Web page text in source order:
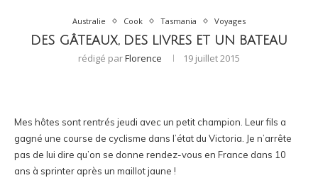
Australie Cook Tasmania Voyages
DES GÂTEAUX, DES LIVRES ET UN BATEAU
rédigé parFlorence 19 juillet 2015
Mes hôtes sont rentrés jeudi avec un petit champion. Leur fils a
gagné une course de cyclisme dans l’état du Victoria. Je n’arrête
pas de lui dire qu’on se donne rendez-vous en France dans 10
ans à sprinter après un maillot jaune !